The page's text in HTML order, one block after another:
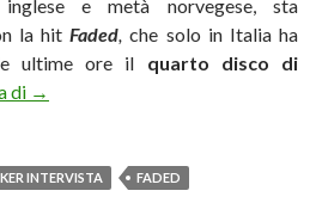
e metà norvegese, sta
la hitFaded ,che solo in Italia ha
ultime ore il quarto disco di
di Alan Walker: «Prima o poi calerò
→
INTERVISTA
FADED